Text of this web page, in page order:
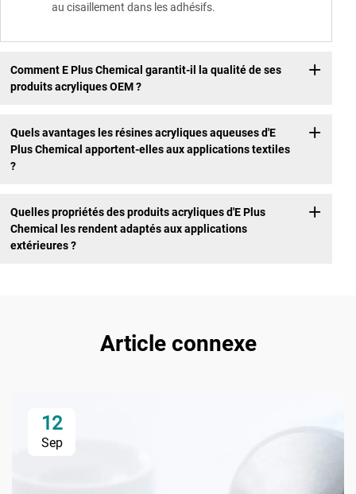
au cisaillement dans les adhésifs.
Comment E Plus Chemical garantit-il la qualité de ses
produits acryliques OEM ?
Quels avantages les résines acryliques aqueuses d'E
Plus Chemical apportent-elles aux applications textiles
?
Quelles propriétés des produits acryliques d'E Plus
Chemical les rendent adaptés aux applications
extérieures ?
Article connexe
12
Sep